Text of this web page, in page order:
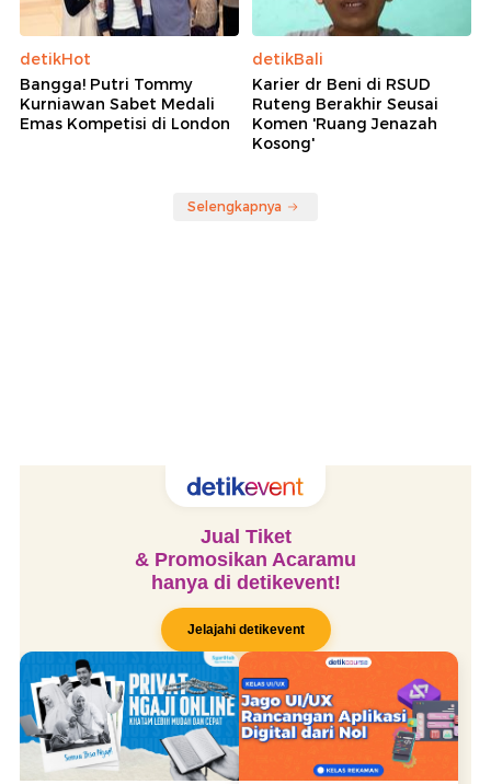
detikHot
Bangga! Putri Tommy
Kurniawan Sabet Medali
Emas Kompetisi di London
detikBali
Karier dr Beni di RSUD
Ruteng Berakhir Seusai
Komen 'Ruang Jenazah
Kosong'
Selengkapnya